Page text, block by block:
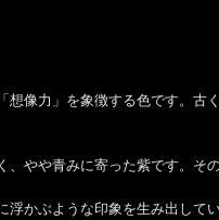
像力」を象徴する色です。
やや青みに寄った紫です。そ
かぶような印象を生み出し